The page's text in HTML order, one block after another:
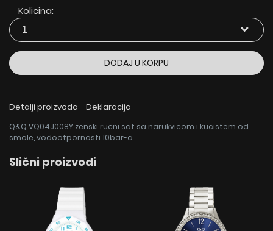
Kolicina:
DODAJ U KORPU
Detalji proizvoda Deklaracija
Q&Q VQ04J008Y zenski rucni sat sa narukvicom i kucistem od
smole, vodootpornosti 10bar-a
Slični proizvodi